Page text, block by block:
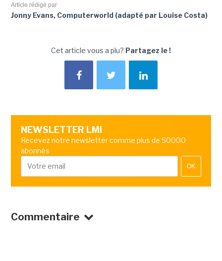
Article rédigé par
Jonny Evans, Computerworld (adapté par Louise Costa)
Cet article vous a plu? Partagez le !
NEWSLETTER LMI
Recevez notre newsletter comme plus de 50000
abonnés
OK
Commentaire